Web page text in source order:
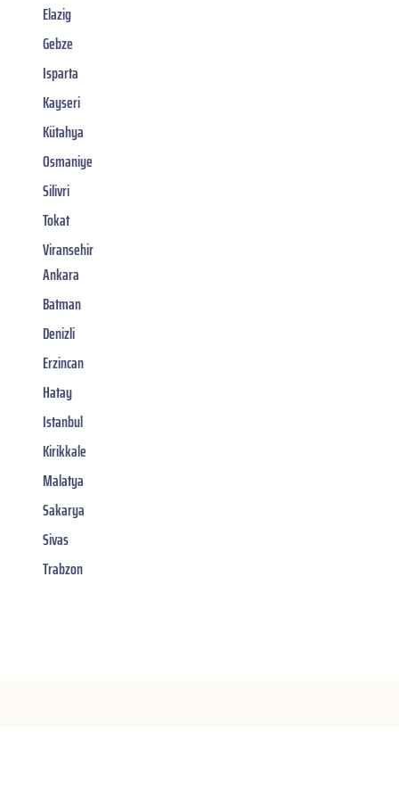
Elazig
Gebze
Isparta
Kayseri
Kütahya
Osmaniye
Silivri
Tokat
Viransehir
Ankara
Batman
Denizli
Erzincan
Hatay
Istanbul
Kirikkale
Malatya
Sakarya
Sivas
Trabzon